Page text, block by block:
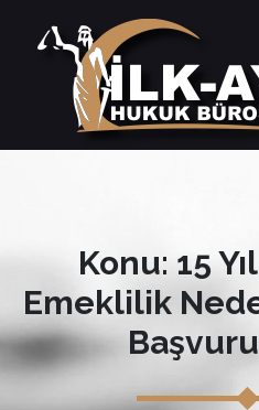
Konu: 15
Emeklilik
Başvuru